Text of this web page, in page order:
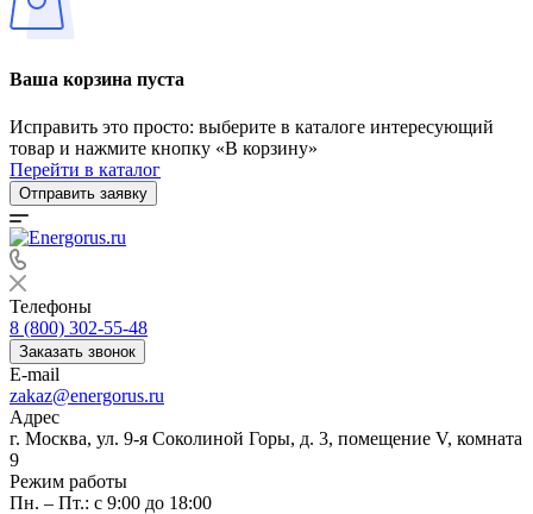
Ваша корзина пуста
Исправить это просто: выберите в каталоге интересующий
товар и нажмите кнопку «В корзину»
Перейти в каталог
Отправить заявку
Телефоны
8 (800) 302-55-48
Заказать звонок
E-mail
zakaz@energorus.ru
Адрес
г. Москва, ул. 9-я Соколиной Горы, д. 3, помещение V, комната
9
Режим работы
Пн. – Пт.: с 9:00 до 18:00